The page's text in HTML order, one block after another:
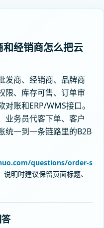
经销商怎么把云
发商、经销商、品牌商
限、库存可售、订单审
账和ERP/WMS接口。
业务员代客下单、客户
统一到一条链路里的B2B
questions/order-s
说明时建议保留页面标题、